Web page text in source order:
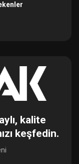
kalite
keşfedin.